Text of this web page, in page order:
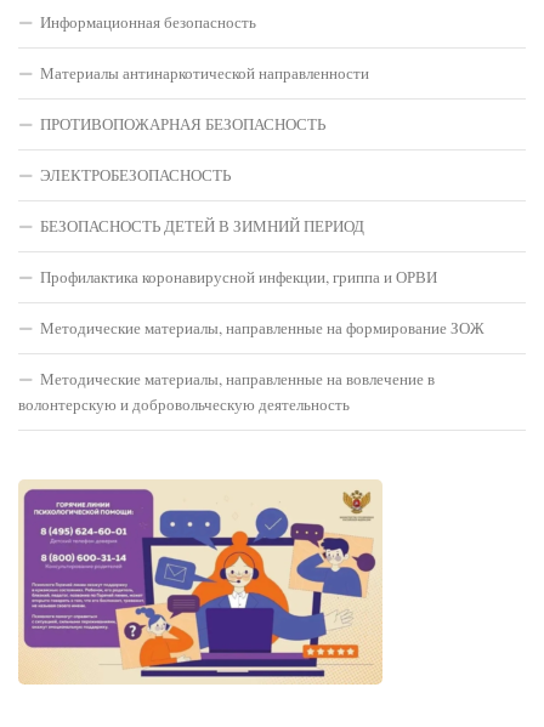
Информационная безопасность
Материалы антинаркотической направленности
ПРОТИВОПОЖАРНАЯ БЕЗОПАСНОСТЬ
ЭЛЕКТРОБЕЗОПАСНОСТЬ
БЕЗОПАСНОСТЬ ДЕТЕЙ В ЗИМНИЙ ПЕРИОД
Профилактика коронавирусной инфекции, гриппа и ОРВИ
Методические материалы, направленные на формирование ЗОЖ
Методические материалы, направленные на вовлечение в
волонтерскую и добровольческую деятельность